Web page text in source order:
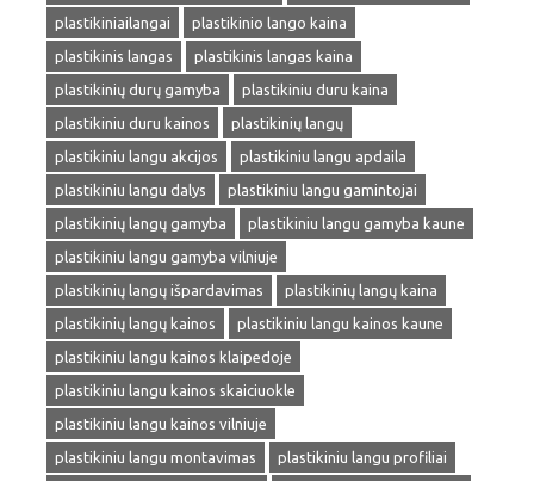
plastikiniailangai
plastikinio lango kaina
plastikinis langas
plastikinis langas kaina
plastikinių durų gamyba
plastikiniu duru kaina
plastikiniu duru kainos
plastikinių langų
plastikiniu langu akcijos
plastikiniu langu apdaila
plastikiniu langu dalys
plastikiniu langu gamintojai
plastikinių langų gamyba
plastikiniu langu gamyba kaune
plastikiniu langu gamyba vilniuje
plastikinių langų išpardavimas
plastikinių langų kaina
plastikinių langų kainos
plastikiniu langu kainos kaune
plastikiniu langu kainos klaipedoje
plastikiniu langu kainos skaiciuokle
plastikiniu langu kainos vilniuje
plastikiniu langu montavimas
plastikiniu langu profiliai